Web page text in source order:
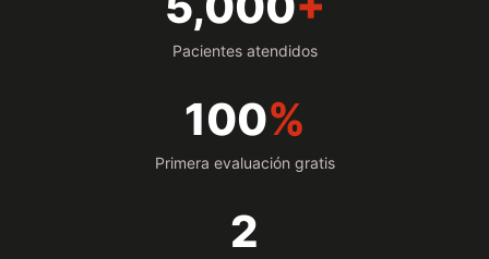
Pacientes atendidos
100%
Primera evaluación gratis
2